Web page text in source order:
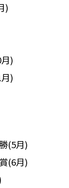
)
)
)
(5月)
(6月)